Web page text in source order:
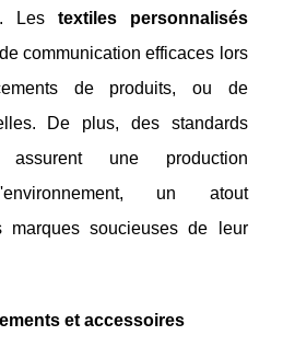
Les textiles personnalisés
communication efficaces lors
de produits, ou de
De plus, des standards
une production
un atout
marques soucieuses de leur
et accessoires